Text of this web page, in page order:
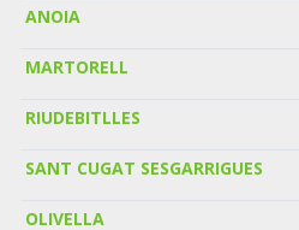
ANOIA
MARTORELL
RIUDEBITLLES
SANT CUGAT SESGARRIGUES
OLIVELLA